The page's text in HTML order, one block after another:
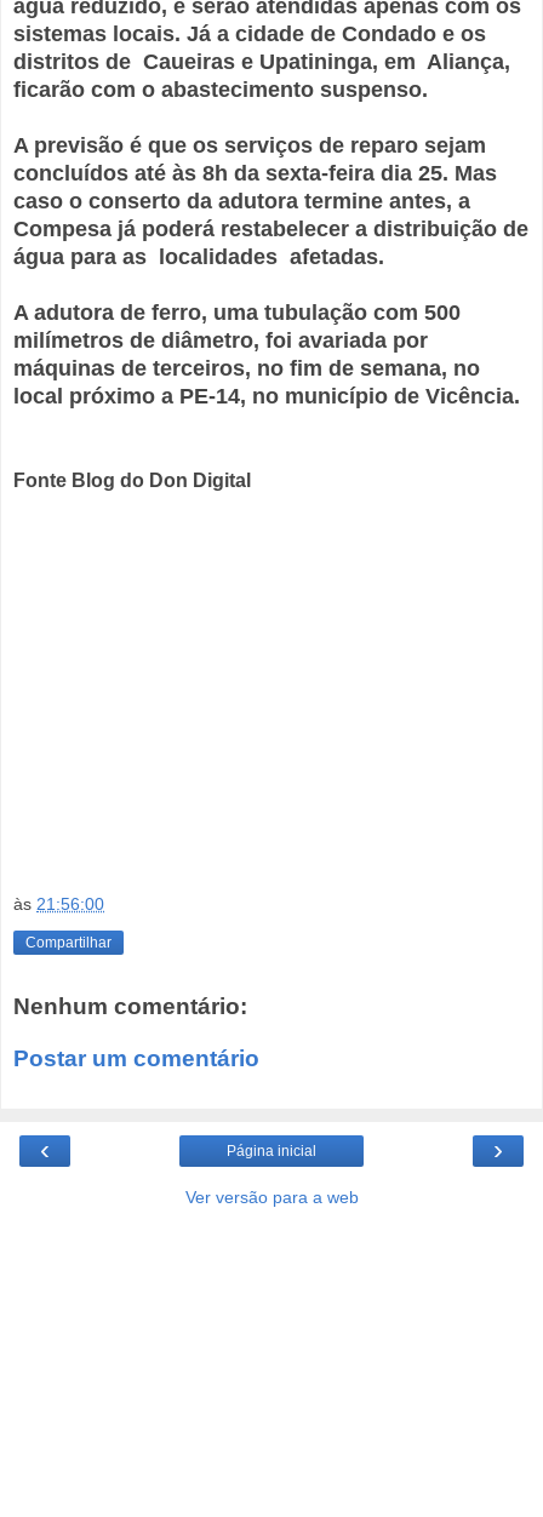
água reduzido, e serão atendidas apenas com os
sistemas locais. Já a cidade de Condado e os
distritos de Caueiras e Upatininga, em Aliança,
ficarão com o abastecimento suspenso.
A previsão é que os serviços de reparo sejam
concluídos até às 8h da sexta-feira dia 25. Mas
caso o conserto da adutora termine antes, a
Compesa já poderá restabelecer a distribuição de
água para as localidades afetadas.
A adutora de ferro, uma tubulação com 500
milímetros de diâmetro, foi avariada por
máquinas de terceiros, no fim de semana, no
local próximo a PE-14, no município de Vicência.
Fonte Blog do Don Digital
às 21:56:00
Compartilhar
Nenhum comentário:
Postar um comentário
‹ ›
Página inicial
Ver versão para a web